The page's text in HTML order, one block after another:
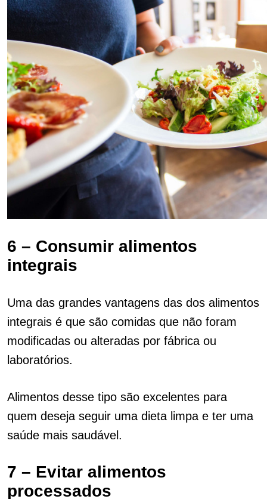
6 – Consumir alimentos
integrais
Uma das grandes vantagens das dos alimentos
integrais é que são comidas que não foram
modificadas ou alteradas por fábrica ou
laboratórios.
Alimentos desse tipo são excelentes para
quem deseja seguir uma dieta limpa e ter uma
saúde mais saudável.
7 – Evitar alimentos
processados